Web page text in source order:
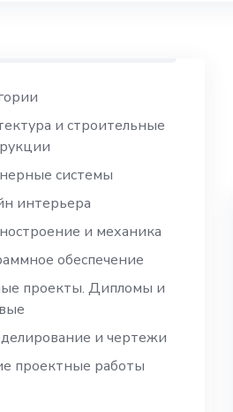
и строительные
системы
интерьера
и механика
обеспечение
проекты. Дипломы и
и чертежи
проектные работы